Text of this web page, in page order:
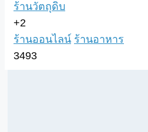
ร้านวัตถุดิบ
+2
ร้านออนไลน์ ร้านอาหาร
3493